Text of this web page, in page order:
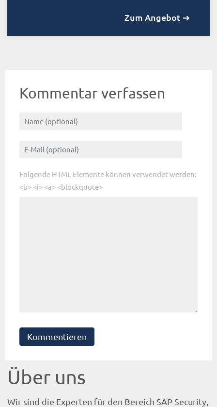
Zum Angebot ➔
Kommentar verfassen
Folgende HTML-Elemente können verwendet werden:
<b> <i> <a> <blockquote>
Kommentieren
Über uns
Wir sind die Experten für den Bereich SAP Security,